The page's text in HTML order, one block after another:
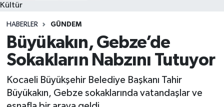
Kültür
HABERLER GÜNDEM
Büyükakın, Gebze’de
Sokakların Nabzını Tutuyor
Kocaeli Büyükşehir Belediye Başkanı Tahir
Büyükakın, Gebze sokaklarında vatandaşlar ve